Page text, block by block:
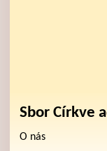
Sbor Církve
O nás